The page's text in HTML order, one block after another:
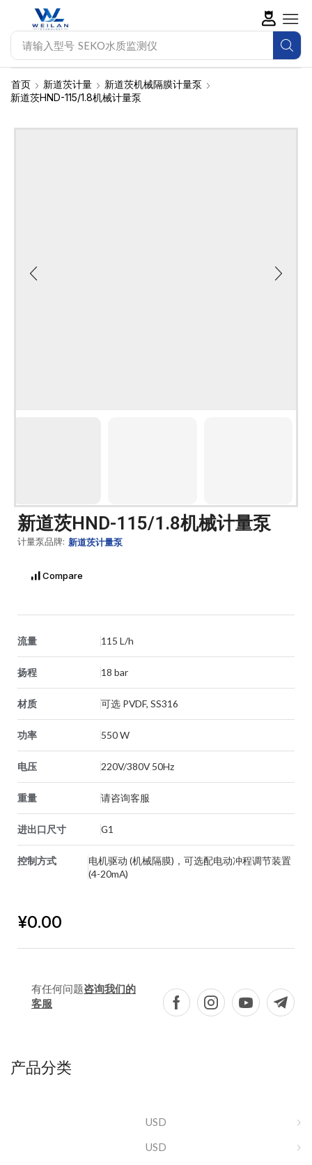
请输入型号 SEKO水质监测仪
首页 新道茨计量
新道茨机械隔膜计量泵
新道茨HND-115/1.8机械计量泵
新道茨HND-115/1.8机械计量泵
计量泵品牌: 新道茨计量泵
Compare
流量 115 L/h
扬程 18 bar
材质 可选 PVDF, SS316
功率 550 W
电压 220V/380V 50Hz
重量 请咨询客服
进出口尺寸 G1
控制方式
电机驱动 (机械隔膜)，可选配电动冲程调节装置
(4-20mA)
¥0.00
有任何问题咨询我们的
客服
产品分类
USD
USD